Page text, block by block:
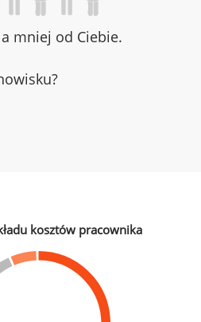
mniej od Ciebie.
kosztów pracownika